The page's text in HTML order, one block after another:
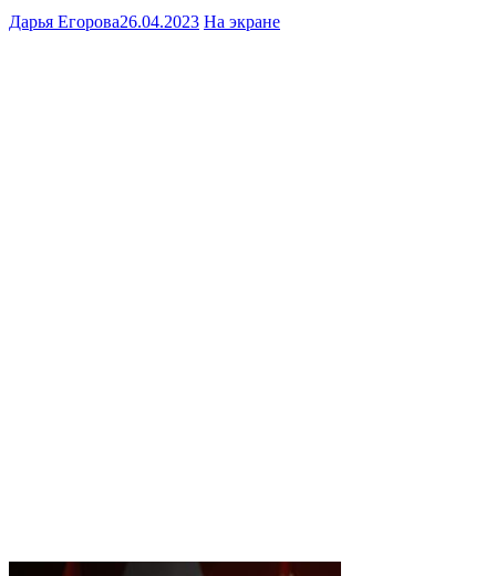
Дарья Егорова26.04.2023 На экране